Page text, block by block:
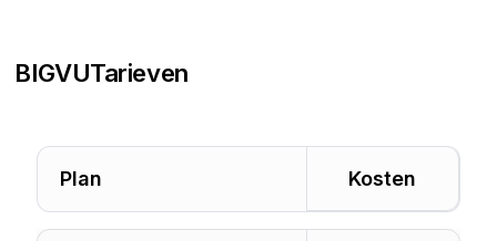
BIGVUTarieven
Plan Kosten